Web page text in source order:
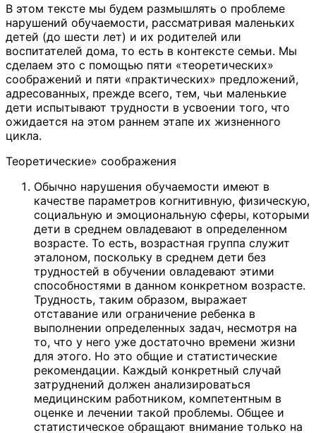
В этом тексте мы будем размышлять о проблеме
нарушений обучаемости, рассматривая маленьких
детей (до шести лет) и их родителей или
воспитателей дома, то есть в контексте семьи. Мы
сделаем это с помощью пяти «теоретических»
соображений и пяти «практических» предложений,
адресованных, прежде всего, тем, чьи маленькие
дети испытывают трудности в усвоении того, что
ожидается на этом раннем этапе их жизненного
цикла.
Теоретические» соображения
Обычно нарушения обучаемости имеют в
качестве параметров когнитивную, физическую,
социальную и эмоциональную сферы, которыми
дети в среднем овладевают в определенном
возрасте. То есть, возрастная группа служит
эталоном, поскольку в среднем дети без
трудностей в обучении овладевают этими
способностями в данном конкретном возрасте.
Трудность, таким образом, выражает
отставание или ограничение ребенка в
выполнении определенных задач, несмотря на
то, что у него уже достаточно времени жизни
для этого. Но это общие и статистические
рекомендации. Каждый конкретный случай
затруднений должен анализироваться
медицинским работником, компетентным в
оценке и лечении такой проблемы. Общее и
статистическое обращают внимание только на